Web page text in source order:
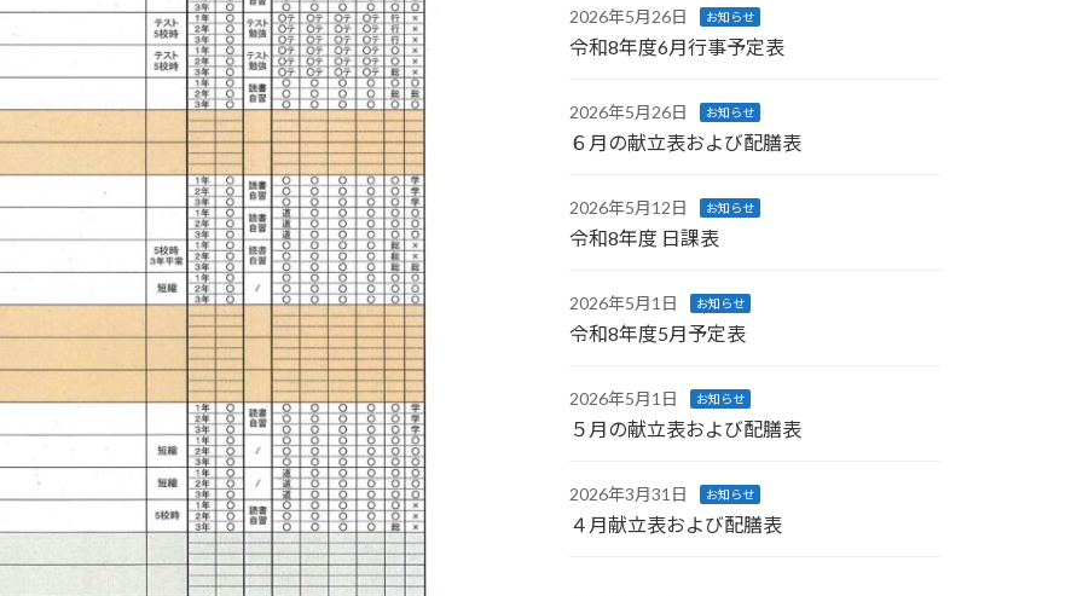
2026年5月26日 お知らせ
令和8年度6月行事予定表
2026年5月26日 お知らせ
６月の献立表および配膳表
2026年5月12日 お知らせ
令和8年度 日課表
2026年5月1日 お知らせ
令和8年度5月予定表
2026年5月1日 お知らせ
５月の献立表および配膳表
2026年3月31日 お知らせ
４月献立表および配膳表